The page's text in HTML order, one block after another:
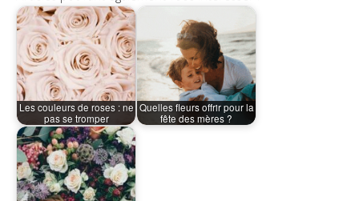
Les couleurs de roses : ne
pas se tromper
Quelles fleurs offrir pour la
fête des mères ?